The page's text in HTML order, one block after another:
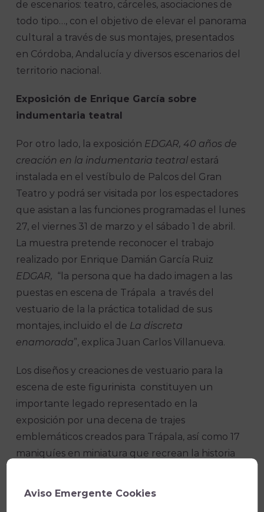
de escenarios: teatro, cárceles, asociaciones de
todo tipo…, con el objetivo de elevar el panorama
cultural a través de sus montajes, presentados
en Córdoba, Andalucía y diversos escenarios del
territorio nacional.
Exposición de Enrique García sobre
indumentaria teatral
Por otro lado, la exposición EDGAR, 40 años de
creación en la indumentaria teatral estará
instalada en el vestíbulo de Palcos del Gran
Teatro y podrá ser visitada por los espectadores
que asistan a las funciones programadas el lunes
27, el viernes 31 de marzo y el sábado 1 de abril.
La muestra pretende reconocer el trabajo
realizado por Enrique Damián García Ruiz
EDGAR, “la persona que ha dado imagen a las
puestas en escena de Trápala a través del
vestuario de la la práctica totalidad de sus
montajes, incluido el de La discreta
enamorada”, explica Juan Carlos Villanueva.
Los diseños y creaciones de vestuario para la
escena de este figurinista constituyen un
importante legado representado en la
exposición por una decena de trajes
emblemáticos creados para Trápala, así como 17
maniquíes en miniatura que recrean la historia
personajes femeninos del teatro.
Aviso Emergente Cookies